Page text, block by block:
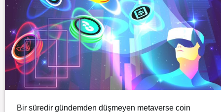
Bir süredir gündemden düşmeyen metaverse coin